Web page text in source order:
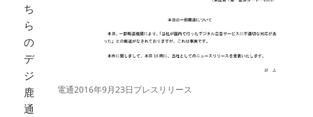
電通2016年9月23日プレスリリース
ち
ら
の
デ
ジ
鹿
通